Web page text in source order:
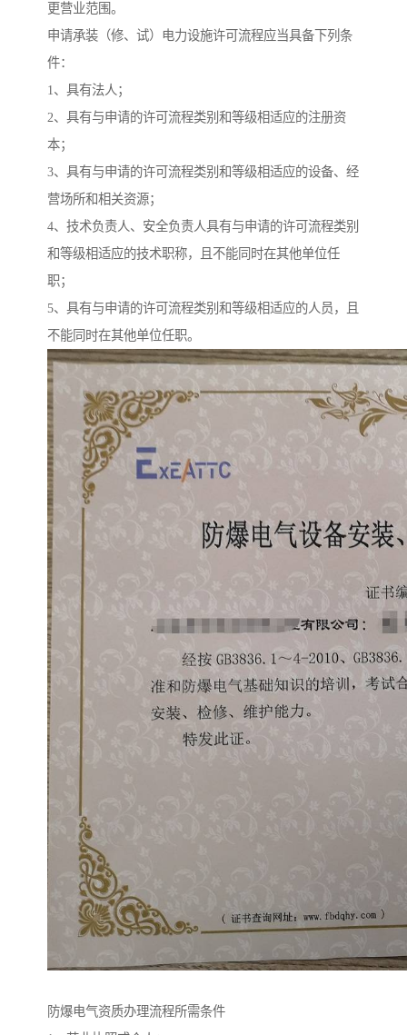
更营业范围。
申请承装（修、试）电力设施许可流程应当具备下列条
件：
1、具有法人；
2、具有与申请的许可流程类别和等级相适应的注册资
本；
3、具有与申请的许可流程类别和等级相适应的设备、经
营场所和相关资源；
4、技术负责人、安全负责人具有与申请的许可流程类别
和等级相适应的技术职称，且不能同时在其他单位任
职；
5、具有与申请的许可流程类别和等级相适应的人员，且
不能同时在其他单位任职。
防爆电气资质办理流程所需条件